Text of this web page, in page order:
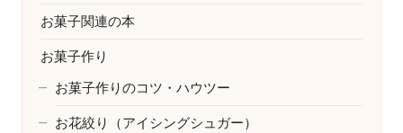
お菓子関連の本
お菓子作り
お菓子作りのコツ・ハウツー
お花絞り（アイシングシュガー）